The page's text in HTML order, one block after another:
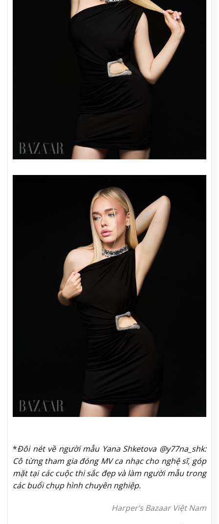
*Đôi nét về người mẫu Yana Shketova @y77na_shk:
Cô từng tham gia đóng MV ca nhạc cho nghệ sĩ, góp
mặt tại các cuộc thi sắc đẹp và làm người mẫu trong
các buổi chụp hình chuyên nghiệp.
Harper’s Bazaar Việt Nam